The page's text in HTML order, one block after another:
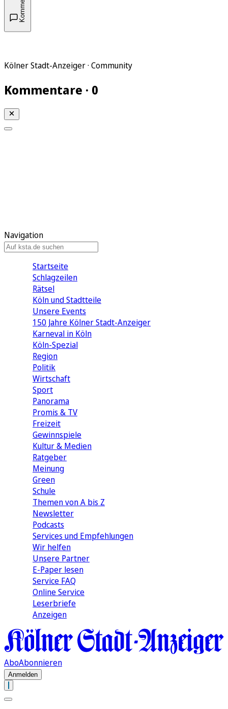
Kölner Stadt-Anzeiger · Community
Kommentare · 0
Navigation
Startseite
Schlagzeilen
Rätsel
Köln und Stadtteile
Unsere Events
150 Jahre Kölner Stadt-Anzeiger
Karneval in Köln
Köln-Spezial
Region
Politik
Wirtschaft
Sport
Panorama
Promis & TV
Freizeit
Gewinnspiele
Kultur & Medien
Ratgeber
Meinung
Green
Schule
Themen von A bis Z
Newsletter
Podcasts
Services und Empfehlungen
Wir helfen
Unsere Partner
E-Paper lesen
Service FAQ
Online Service
Leserbriefe
Anzeigen
AboAbonnieren
Anmelden